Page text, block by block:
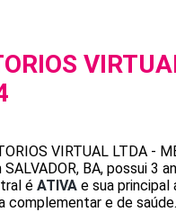
VIRTUAL LTDA -
BA, possui 3
é ATIVA e sua
complementar e de saúde.